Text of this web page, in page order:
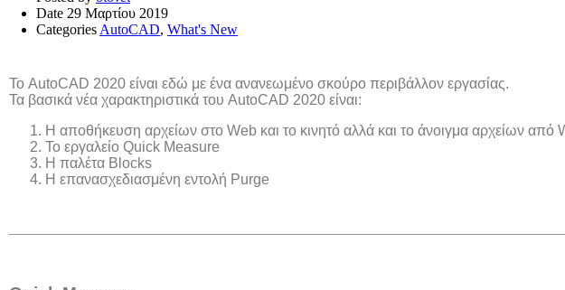
Date 29 Μαρτίου 2019
CategoriesAutoCAD, What's New
Το AutoCAD 2020 είναι εδώ με ένα ανανεωμένο σκούρο περιβάλλον εργασίας.
Τα βασικά νέα χαρακτηριστικά του AutoCAD 2020 είναι:
Η αποθήκευση αρχείων στο Web και το κινητό αλλά και το άνοιγμα αρχείων από
Το εργαλείο Quick Measure
Η παλέτα Blocks
Η επανασχεδιασμένη εντολή Purge